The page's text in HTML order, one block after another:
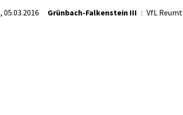
05.03.2016 Grünbach-Falkenstein III : VfL